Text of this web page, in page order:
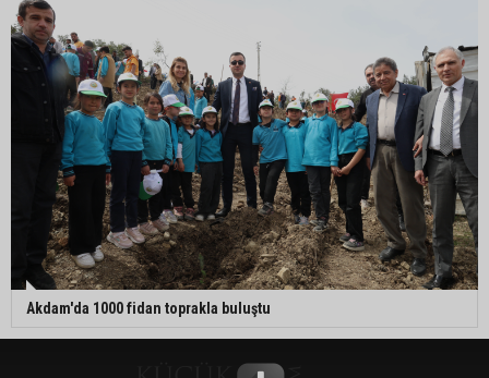
Akdam'da 1000 fidan toprakla buluştu